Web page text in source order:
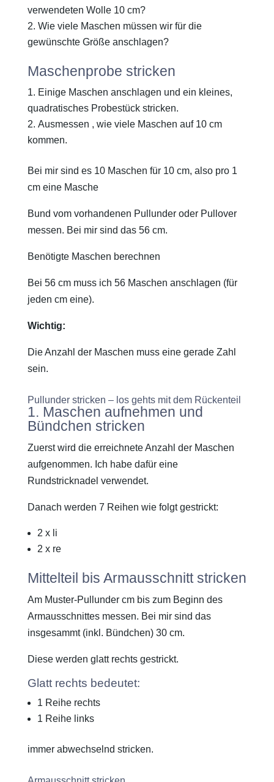
verwendeten Wolle 10 cm?
Wie viele Maschen müssen wir für die
gewünschte Größe anschlagen?
Maschenprobe stricken
Einige Maschen anschlagen und ein kleines,
quadratisches Probestück stricken.
Ausmessen , wie viele Maschen auf 10 cm
kommen.
Bei mir sind es 10 Maschen für 10 cm, also pro 1
cm eine Masche
Bund vom vorhandenen Pullunder oder Pullover
messen. Bei mir sind das 56 cm.
Benötigte Maschen berechnen
Bei 56 cm muss ich 56 Maschen anschlagen (für
jeden cm eine).
Wichtig:
Die Anzahl der Maschen muss eine gerade Zahl
sein.
Pullunder stricken – los gehts mit dem Rückenteil
1. Maschen aufnehmen und
Bündchen stricken
Zuerst wird die erreichnete Anzahl der Maschen
aufgenommen. Ich habe dafür eine
Rundstricknadel verwendet.
Danach werden 7 Reihen wie folgt gestrickt:
2 x li
2 x re
Mittelteil bis Armausschnitt stricken
Am Muster-Pullunder cm bis zum Beginn des
Armausschnittes messen. Bei mir sind das
insgesammt (inkl. Bündchen) 30 cm.
Diese werden glatt rechts gestrickt.
Glatt rechts bedeutet:
1 Reihe rechts
1 Reihe links
immer abwechselnd stricken.